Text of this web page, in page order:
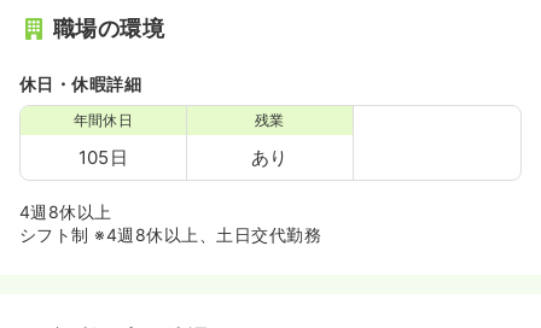
職場の環境
休日・休暇詳細
年間休日
105日
残業
あり
4週8休以上
シフト制 ※4週8休以上、土日交代勤務